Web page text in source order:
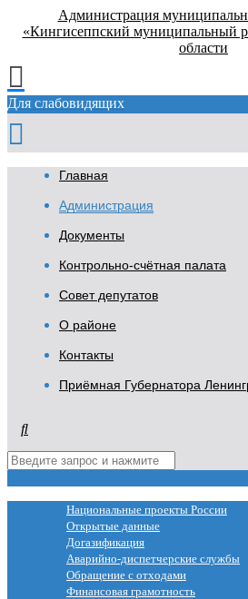
Администрация
«Кингисеппский муниципальный
области
Для слабовидящих
Главная
Администрация
Документы
Контрольно-счётная палата
Совет депутатов
О районе
Контакты
Приёмная Губернатора
Национальные проекты России
Открытые данные
Догазификация
Аварийно-диспетчерские службы
Обращение с отходами
Финансовая грамотность